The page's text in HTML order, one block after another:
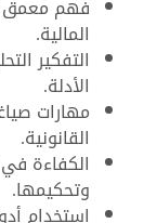
المالية.
التفكير
الأدلة.
مهارات
القانونية.
الكفاءة في
وتحكيمها.
استخدام